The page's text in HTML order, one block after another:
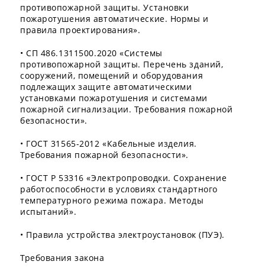
противопожарной защиты. Установки
пожаротушения автоматические. Нормы и
правила проектирования».
• СП 486.1311500.2020 «Системы
противопожарной защиты. Перечень зданий,
сооружений, помещений и оборудования
подлежащих защите автоматическими
установками пожаротушения и системами
пожарной сигнализации. Требования пожарной
безопасности».
• ГОСТ 31565-2012 «Кабельные изделия.
Требования пожарной безопасности».
• ГОСТ Р 53316 «Электропроводки. Сохранение
работоспособности в условиях стандартного
температурного режима пожара. Методы
испытаний».
• Правила устройства электроустановок (ПУЭ).
Требования закона